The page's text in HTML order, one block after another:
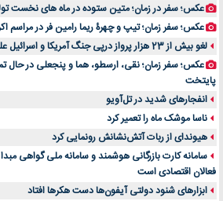
عکس؛ سفر در زمان؛ متین ستوده در ماه های نخست
عکس؛ سفر زمان؛ تیپ و چهرۀ ریما رامین فر در مراسم
لغو بیش از 23 هزار پرواز درپی جنگ آمریکا و اسرائیل علیه ایران
عکس؛ سفر زمان؛ نقی، ارسطو، هما و پنجعلی در
پایتخت
انفجارهای شدید در تل‌آویو
ناسا موشک ماه را تعمیر کرد
هیوندای از ربات آتش‌نشانش رونمایی کرد
سامانه کارت بازرگانی هوشمند و سامانه ملی گواهی
فعالان اقتصادی است
ابزارهای شنود دولتی آیفون‌ها دست هکرها افتاد